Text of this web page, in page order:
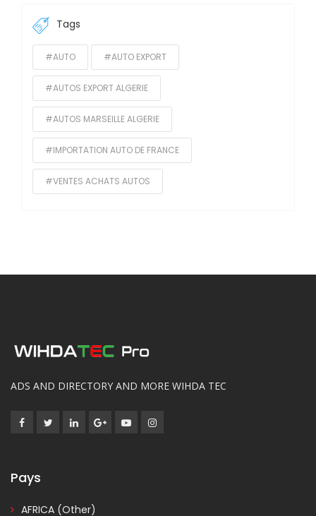
Tags
#AUTO #AUTO EXPORT
#AUTOS EXPORT ALGERIE
#AUTOS MARSEILLE ALGERIE
#IMPORTATION AUTO DE FRANCE
#VENTES ACHATS AUTOS
ADS AND DIRECTORY AND MORE WIHDA TEC
Pays
AFRICA (Other)